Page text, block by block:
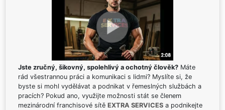
Jste zručný, šikovný, spolehlivý a ochotný člověk? Máte
rád všestrannou práci a komunikaci s lidmi? Myslíte si, že
byste si mohl vydělávat a podnikat v řemeslných službách a
pracích? Pokud ano, využijte možnosti stát se členem
mezinárodní franchisové sítě EXTRA SERVICES a podnikejte